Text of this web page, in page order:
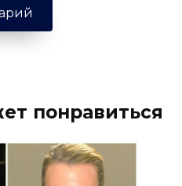
понравиться